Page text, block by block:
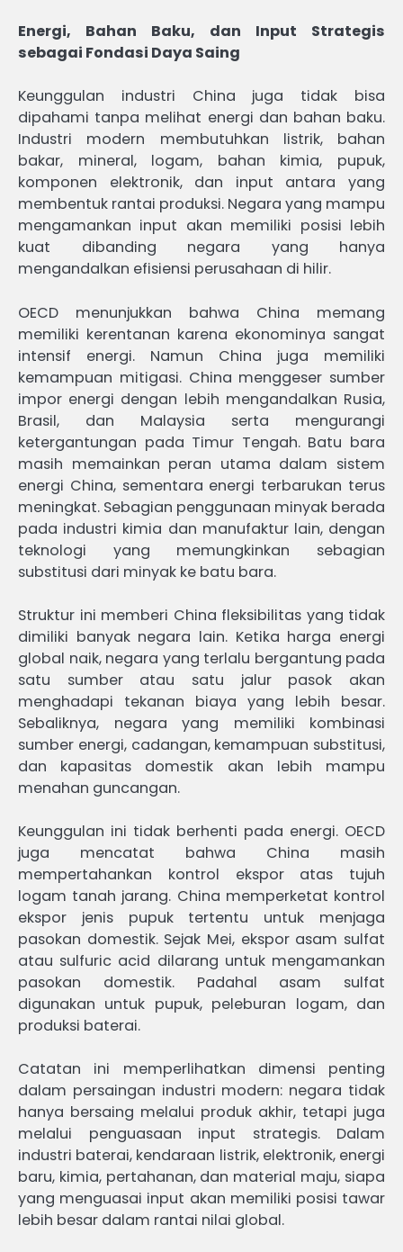
Energi, Bahan Baku, dan Input Strategis
sebagai Fondasi Daya Saing
Keunggulan industri China juga tidak bisa
dipahami tanpa melihat energi dan bahan baku.
Industri modern membutuhkan listrik, bahan
bakar, mineral, logam, bahan kimia, pupuk,
komponen elektronik, dan input antara yang
membentuk rantai produksi. Negara yang mampu
mengamankan input akan memiliki posisi lebih
kuat dibanding negara yang hanya
mengandalkan efisiensi perusahaan di hilir.
OECD menunjukkan bahwa China memang
memiliki kerentanan karena ekonominya sangat
intensif energi. Namun China juga memiliki
kemampuan mitigasi. China menggeser sumber
impor energi dengan lebih mengandalkan Rusia,
Brasil, dan Malaysia serta mengurangi
ketergantungan pada Timur Tengah. Batu bara
masih memainkan peran utama dalam sistem
energi China, sementara energi terbarukan terus
meningkat. Sebagian penggunaan minyak berada
pada industri kimia dan manufaktur lain, dengan
teknologi yang memungkinkan sebagian
substitusi dari minyak ke batu bara.
Struktur ini memberi China fleksibilitas yang tidak
dimiliki banyak negara lain. Ketika harga energi
global naik, negara yang terlalu bergantung pada
satu sumber atau satu jalur pasok akan
menghadapi tekanan biaya yang lebih besar.
Sebaliknya, negara yang memiliki kombinasi
sumber energi, cadangan, kemampuan substitusi,
dan kapasitas domestik akan lebih mampu
menahan guncangan.
Keunggulan ini tidak berhenti pada energi. OECD
juga mencatat bahwa China masih
mempertahankan kontrol ekspor atas tujuh
logam tanah jarang. China memperketat kontrol
ekspor jenis pupuk tertentu untuk menjaga
pasokan domestik. Sejak Mei, ekspor asam sulfat
atau sulfuric acid dilarang untuk mengamankan
pasokan domestik. Padahal asam sulfat
digunakan untuk pupuk, peleburan logam, dan
produksi baterai.
Catatan ini memperlihatkan dimensi penting
dalam persaingan industri modern: negara tidak
hanya bersaing melalui produk akhir, tetapi juga
melalui penguasaan input strategis. Dalam
industri baterai, kendaraan listrik, elektronik, energi
baru, kimia, pertahanan, dan material maju, siapa
yang menguasai input akan memiliki posisi tawar
lebih besar dalam rantai nilai global.